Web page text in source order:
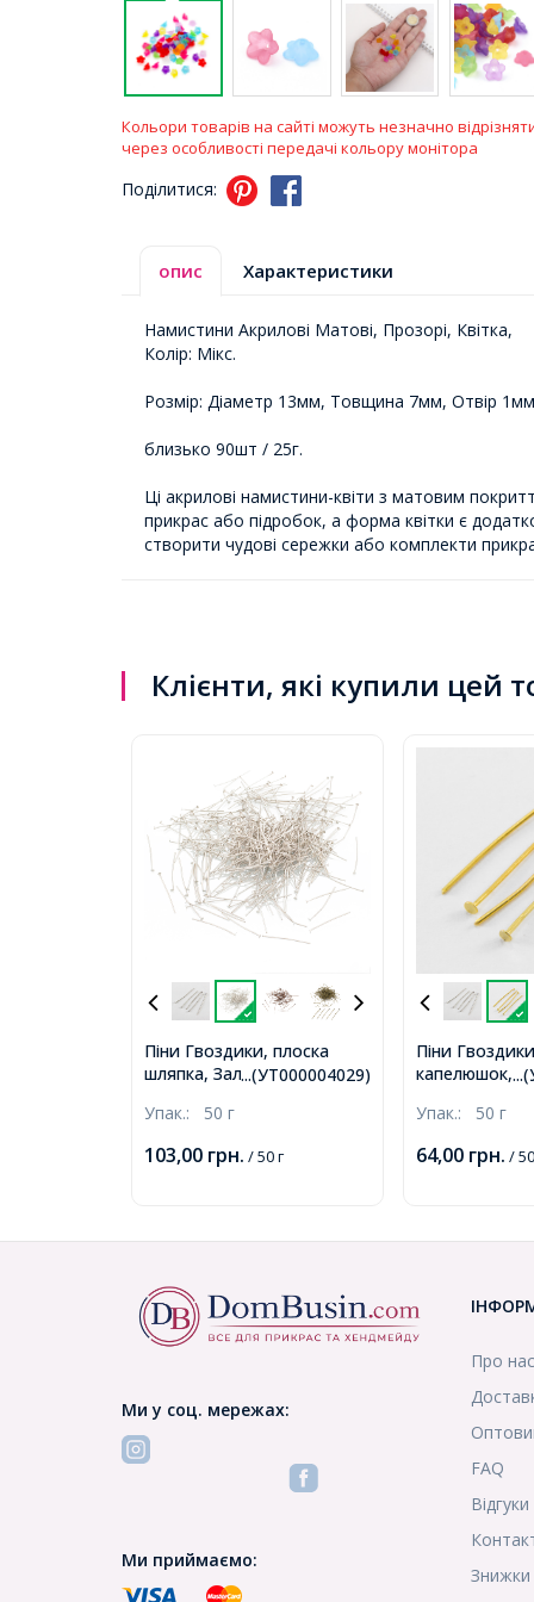
Кольори товарів на сайті можуть незначно
через особливості передачі кольору монітора
Поділитися:
опис Характеристики
Намистини Акрилові Матові, Прозорі, Квітка,
Колір: Мікс.
Розмір: Діаметр 13мм, Товщина 7мм, Отвір
близько 90шт / 25г.
Ці акрилові намистини-квіти з матовим
прикрас або підробок, а форма квітки є
створити чудові сережки або комплекти
Клієнти, які купили цей
...(УТ000004029)
Піни Гвоздики, плоска
шляпка, Залізо, Срібло,
375шт/50г, (УТ000004029)
Упак.: 50 г
103,00 грн. / 50 г
Піни
капелюшок,
50г / близько
Упак.: 50 г
64,00 грн. /
Ми у соц. мережах:
Ми приймаємо:
Про нас
FAQ
Відгуки
Знижки